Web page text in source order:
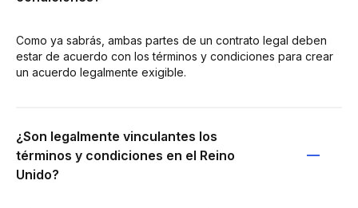
Como ya sabrás, ambas partes de un contrato legal deben
estar de acuerdo con los términos y condiciones para crear
un acuerdo legalmente exigible.
¿Son legalmente vinculantes los
términos y condiciones en el Reino
Unido?